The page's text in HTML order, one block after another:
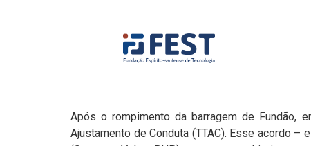
Após o rompimento da barragem de Fundão,
Ajustamento de Conduta (TTAC). Esse acordo